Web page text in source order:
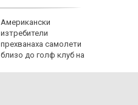
Американски
изтребители
прехванаха самолети
близо до голф клуб на